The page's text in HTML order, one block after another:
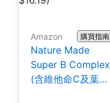
Amazon 購買指南
Nature Made
Super B Complex
(含維他命C及葉酸)